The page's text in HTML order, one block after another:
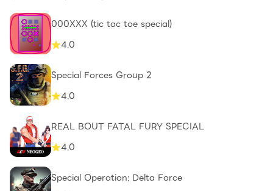
000XXX (tic tac toe special)
4.0
Special Forces Group 2
4.0
REAL BOUT FATAL FURY SPECIAL
4.0
Special Operation: Delta Force